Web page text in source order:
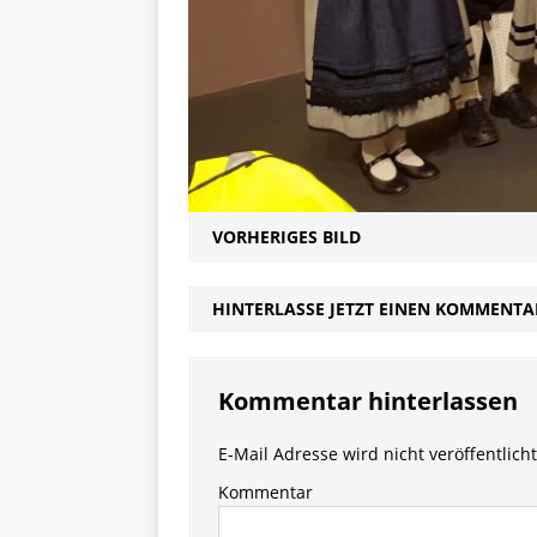
VORHERIGES BILD
HINTERLASSE JETZT EINEN
Kommentar hinterlassen
E-Mail Adresse wird nicht
Kommentar